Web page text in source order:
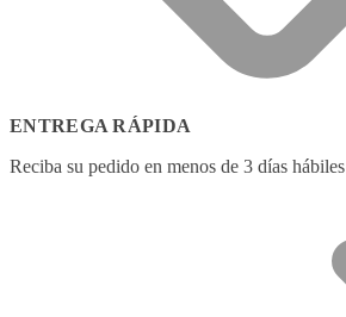
ENTREGA RÁPIDA
Reciba su pedido en menos de 3 días hábiles